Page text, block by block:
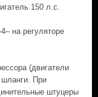
150 л.с.
на регуляторе
(двигатели
При
штуцеры